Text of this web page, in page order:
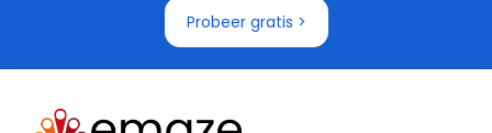
Probeer gratis >